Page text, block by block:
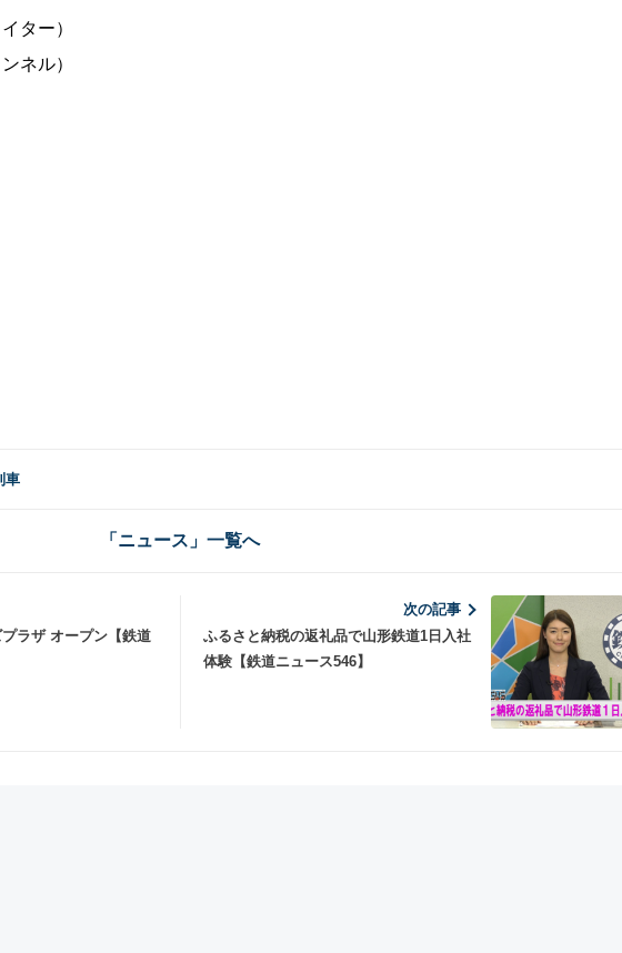
ター）
ネル）
車
「ニュース」一覧へ
ラザ オープン【鉄道
次の記事
ふるさと納税の返礼品で山形鉄道1日入社
体験【鉄道ニュース546】